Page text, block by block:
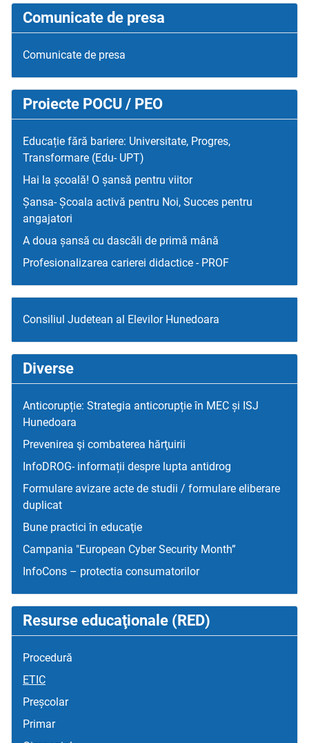
Comunicate de presa
Comunicate de presa
Proiecte POCU / PEO
Educație fără bariere: Universitate, Progres,
Transformare (Edu- UPT)
Hai la școală! O șansă pentru viitor
Șansa- Școala activă pentru Noi, Succes pentru
angajatori
A doua șansă cu dascăli de primă mână
Profesionalizarea carierei didactice - PROF
Consiliul Judetean al Elevilor Hunedoara
Diverse
Anticorupție: Strategia anticorupție în MEC și ISJ
Hunedoara
Prevenirea şi combaterea hărţuirii
InfoDROG- informații despre lupta antidrog
Formulare avizare acte de studii / formulare eliberare
duplicat
Bune practici în educaţie
Campania "European Cyber Security Month”
InfoCons – protectia consumatorilor
Resurse educaţionale (RED)
Procedură
ETIC
Preșcolar
Primar